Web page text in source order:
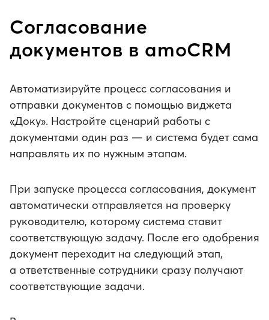
Согласование
документов в amoCRM
Автоматизируйте процесс согласования и
отправки документов с помощью виджета
«Доку». Настройте сценарий работы с
документами один раз — и система будет сама
направлять их по нужным этапам.
При запуске процесса согласования, документ
автоматически отправляется на проверку
руководителю, которому система ставит
соответствующую задачу. После его одобрения
документ переходит на следующий этап,
а ответственные сотрудники сразу получают
соответствующие задачи.